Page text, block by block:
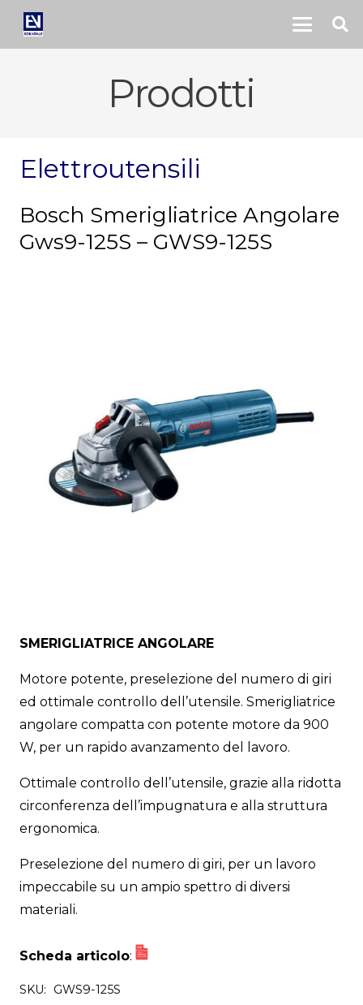
Prodotti
Elettroutensili
Bosch Smerigliatrice Angolare
Gws9-125S – GWS9-125S
SMERIGLIATRICE ANGOLARE
Motore potente, preselezione del numero di giri
ed ottimale controllo dell’utensile. Smerigliatrice
angolare compatta con potente motore da 900
W, per un rapido avanzamento del lavoro.
Ottimale controllo dell’utensile, grazie alla ridotta
circonferenza dell’impugnatura e alla struttura
ergonomica.
Preselezione del numero di giri, per un lavoro
impeccabile su un ampio spettro di diversi
materiali.
Scheda articolo:
SKU: GWS9-125S